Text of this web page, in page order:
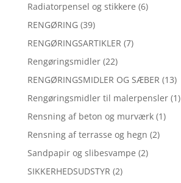
Radiatorpensel og stikkere (6)
RENGØRING (39)
RENGØRINGSARTIKLER (7)
Rengøringsmidler (22)
RENGØRINGSMIDLER OG SÆBER (13)
Rengøringsmidler til malerpensler (1)
Rensning af beton og murværk (1)
Rensning af terrasse og hegn (2)
Sandpapir og slibesvampe (2)
SIKKERHEDSUDSTYR (2)